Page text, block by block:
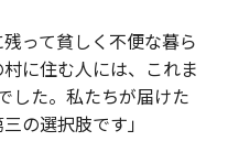
って貧しく不便な暮ら
に住む人には、これま
した。私たちが届けた
の選択肢です」